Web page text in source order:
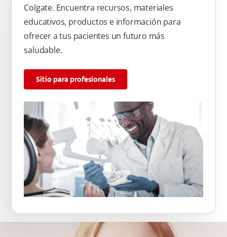
Colgate. Encuentra recursos, materiales
educativos, productos e información para
ofrecer a tus pacientes un futuro más
saludable.
Sitio para profesionales